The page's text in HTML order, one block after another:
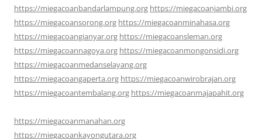
https://miegacoanbandarlampung.org https://miegacoanjambi.org
https://miegacoansorong.org https://miegacoanminahasa.org
https://miegacoangianyar.org https://miegacoansleman.org
https://miegacoannagoya.org https://miegacoanmongonsidi.org
https://miegacoanmedanselayang.org
https://miegacoangaperta.org https://miegacoanwirobrajan.org
https://miegacoantembalang.org https://miegacoanmajapahit.org
https://miegacoanmanahan.org
https://miegacoankayongutara.org